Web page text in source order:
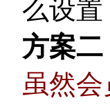
方案
虽然